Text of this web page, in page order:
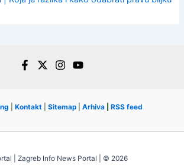
Kontakt Sitemap Arhiva RSS feed
| Zagreb Info News Portal | © 2026